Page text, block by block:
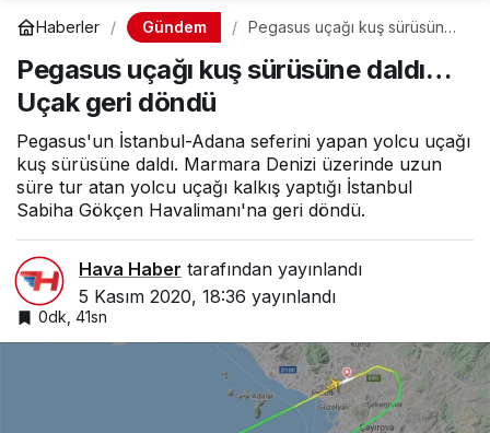
Haberler Gündem
Pegasus uçağı kuş sürüsüne
Pegasus uçağı kuş sürüsüne daldı…
Uçak geri döndü
Pegasus'un İstanbul-Adana seferini yapan yolcu uçağı
kuş sürüsüne daldı. Marmara Denizi üzerinde uzun
süre tur atan yolcu uçağı kalkış yaptığı İstanbul
Sabiha Gökçen Havalimanı'na geri döndü.
Hava Haber tarafından yayınlandı
5 Kasım 2020, 18:36 yayınlandı
0dk, 41sn